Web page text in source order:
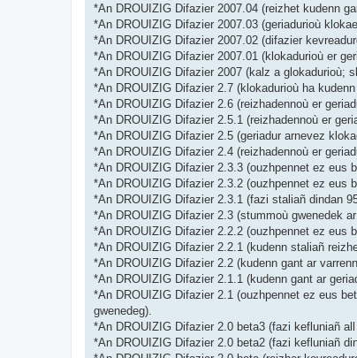
*An DROUIZIG Difazier 2007.04 (reizhet kudenn
*An DROUIZIG Difazier 2007.03 (geriadurioù
*An DROUIZIG Difazier 2007.02 (difazier
*An DROUIZIG Difazier 2007.01 (klokadurioù er
*An DROUIZIG Difazier 2007 (kalz a glokadurioù;
*An DROUIZIG Difazier 2.7 (klokadurioù ha
*An DROUIZIG Difazier 2.6 (reizhadennoù er
*An DROUIZIG Difazier 2.5.1 (reizhadennoù er
*An DROUIZIG Difazier 2.5 (geriadur arnevez
*An DROUIZIG Difazier 2.4 (reizhadennoù er
*An DROUIZIG Difazier 2.3.3 (ouzhpennet ez eus
*An DROUIZIG Difazier 2.3.2 (ouzhpennet ez eus
*An DROUIZIG Difazier 2.3.1 (fazi staliañ dindan
*An DROUIZIG Difazier 2.3 (stummoù gwenedek
*An DROUIZIG Difazier 2.2.2 (ouzhpennet ez eus
*An DROUIZIG Difazier 2.2.1 (kudenn staliañ
*An DROUIZIG Difazier 2.2 (kudenn gant ar
*An DROUIZIG Difazier 2.1.1 (kudenn gant ar
*An DROUIZIG Difazier 2.1 (ouzhpennet ez eus
gwenedeg).
*An DROUIZIG Difazier 2.0 beta3 (fazi kefluniañ
*An DROUIZIG Difazier 2.0 beta2 (fazi kefluniañ